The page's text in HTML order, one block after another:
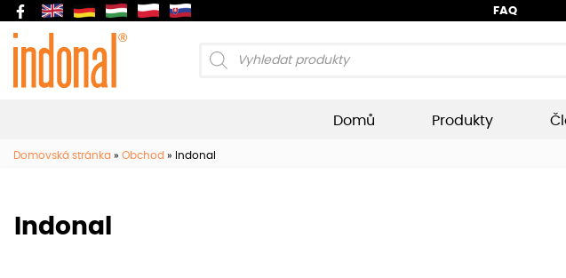
FAQ
Products
Domů Produkty
Domovská stránka » Obchod » Indonal
Indonal